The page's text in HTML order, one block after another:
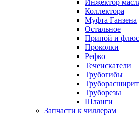
Инжектор
Коллектора
Муфта Ганзена
Остальное
Припой и флюс
Проколки
Рефко
Течеискатели
Трубогибы
Труборезы
Шланги
Запчасти к чиллерам